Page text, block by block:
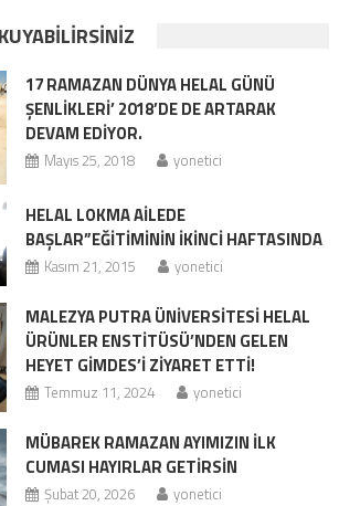
17 RAMAZAN DÜNYA HELAL GÜNÜ
ŞENLİKLERİ’ 2018’DE DE ARTARAK
DEVAM EDİYOR.
Mayıs 25, 2018 yonetici
HELAL LOKMA AİLEDE
BAŞLAR”EĞITIMININ IKINCI HAFTASINDA
Kasım 21, 2015 yonetici
MALEZYA PUTRA ÜNİVERSİTESİ HELAL
ÜRÜNLER ENSTİTÜSÜ’NDEN GELEN
HEYET GİMDES’İ ZİYARET ETTİ!
Temmuz 11, 2024 yonetici
MÜBAREK RAMAZAN AYIMIZIN İLK
CUMASI HAYIRLAR GETİRSİN
Şubat 20, 2026 yonetici